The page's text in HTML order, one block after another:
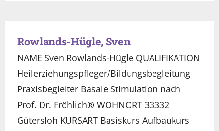
Rowlands-Hügle, Sven
NAME Sven Rowlands-Hügle QUALIFIKATION
Heilerziehungspfleger/Bildungsbegleitung
Praxisbegleiter Basale Stimulation nach
Prof. Dr. Fröhlich® WOHNORT 33332
Gütersloh KURSART Basiskurs Aufbaukurs